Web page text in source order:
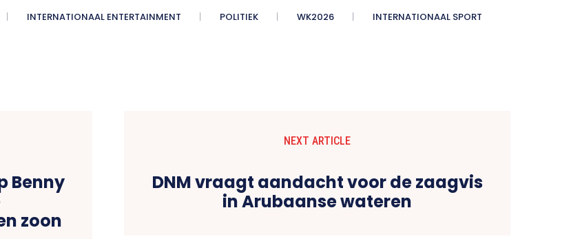
INTERNATIONAAL ENTERTAINMENT POLITIEK WK2026 INTERNATIONAAL SPORT
Benny
zoon
NEXT ARTICLE
DNM vraagt aandacht voor de zaagvis
in Arubaanse wateren